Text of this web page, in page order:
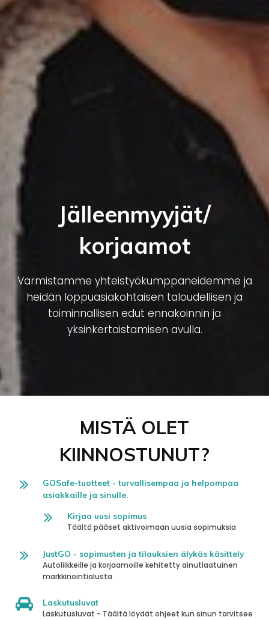
Jälleenmyyjät/
korjaamot
Varmistamme yhteistyökumppaneidemme ja
heidän loppuasiakohtaisen taloudellisen ja
toiminnallisen edut ennakoinnin ja
yksinkertaistamisen avulla.
MISTÄ OLET
KIINNOSTUNUT?
GOSafe-tuotteet - turvallisempaa ja helpompaa
asiakkaille ja sinulle.
Kirjaa uusi sopimus
Täältä pääset aktivoimaan uusia sopimuksia
JustGO - sopimusten ja tilauksien älykäs käsittely
Autoliikkeille ja korjaamoille kehitetty ainutlaatuinen
markkinointialusta
Laskutusluvat
Laskutusluvat - Täältä löydät ohjeet kun sinun tarvitsee